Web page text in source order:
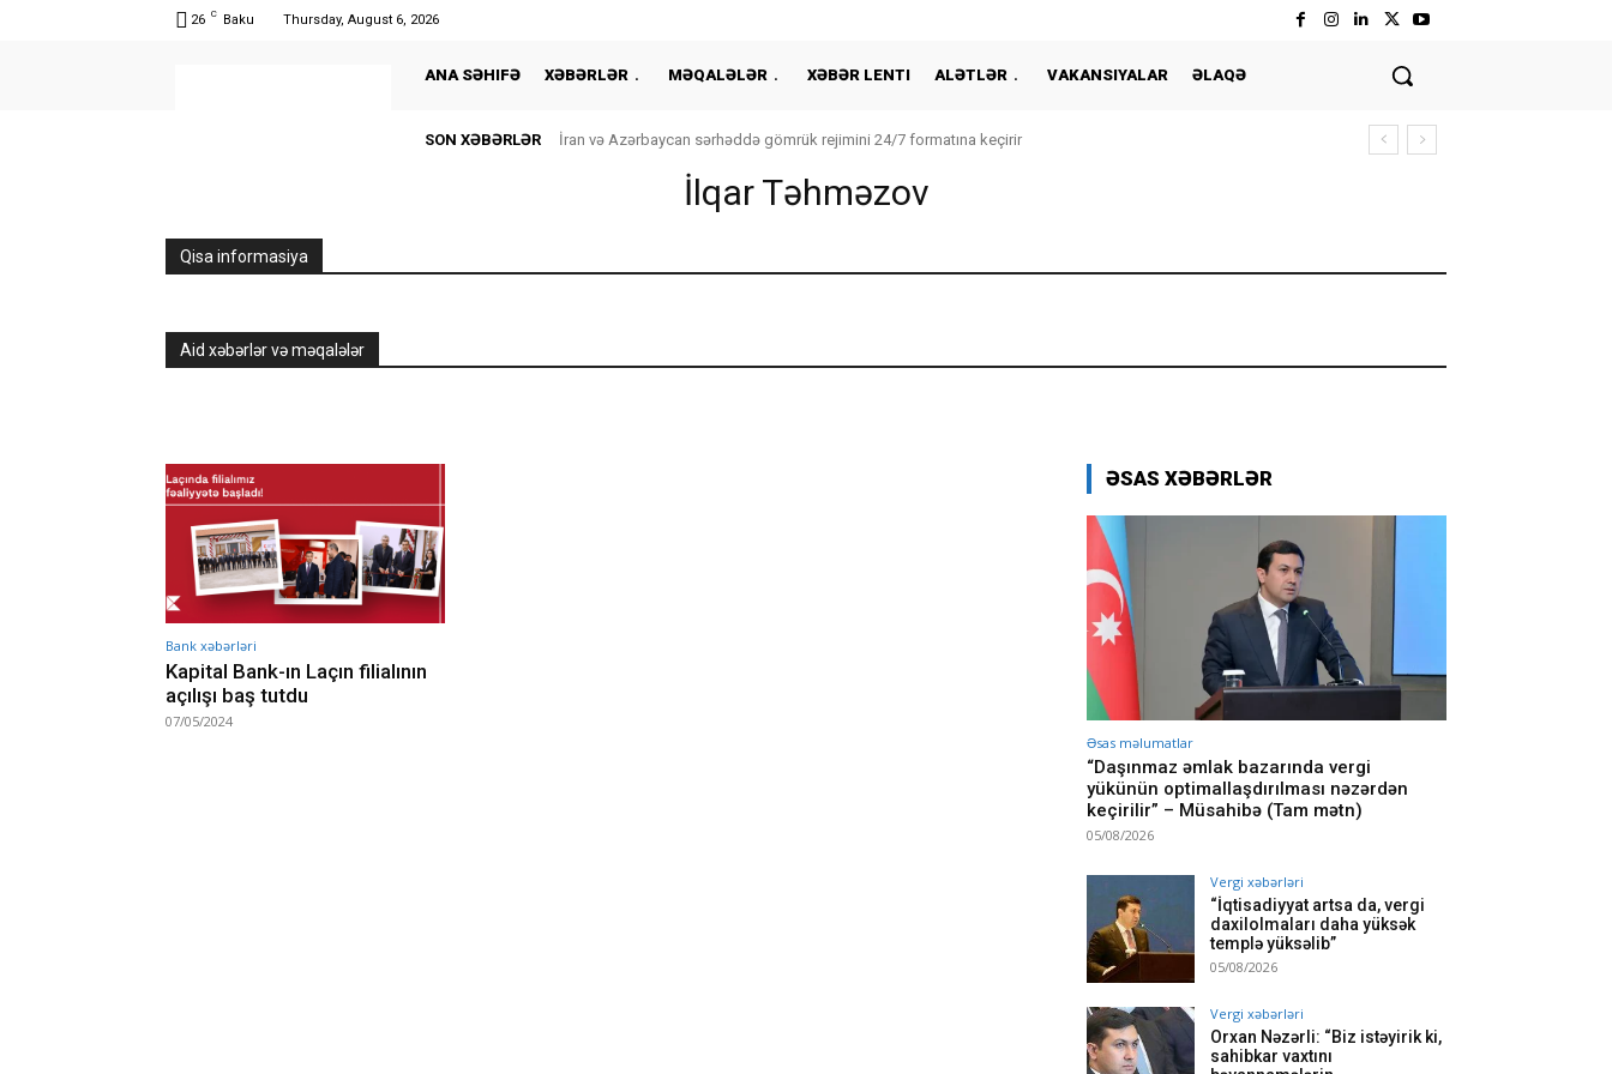
26 C Baku Thursday, August 6, 2026
ANA SƏHIFƏ XƏBƏRLƏR MƏQALƏLƏR XƏBƏR LENTI ALƏTLƏR VAKANSIYALAR ƏLAQƏ
SON XƏBƏRLƏR İran və Azərbaycan sərhəddə gömrük rejimini 24/7 formatına keçirir
İlqar Təhməzov
Qisa informasiya
Aid xəbərlər və məqalələr
Bank xəbərləri
Kapital Bank-ın Laçın filialının
açılışı baş tutdu
07/05/2024
ƏSAS XƏBƏRLƏR
Əsas məlumatlar
“Daşınmaz əmlak bazarında vergi
yükünün optimallaşdırılması nəzərdən
keçirilir” – Müsahibə (Tam mətn)
05/08/2026
Vergi xəbərləri
“İqtisadiyyat artsa da, vergi
daxilolmaları daha yüksək
templə yüksəlib”
05/08/2026
Vergi xəbərləri
Orxan Nəzərli: “Biz istəyirik ki,
sahibkar vaxtını